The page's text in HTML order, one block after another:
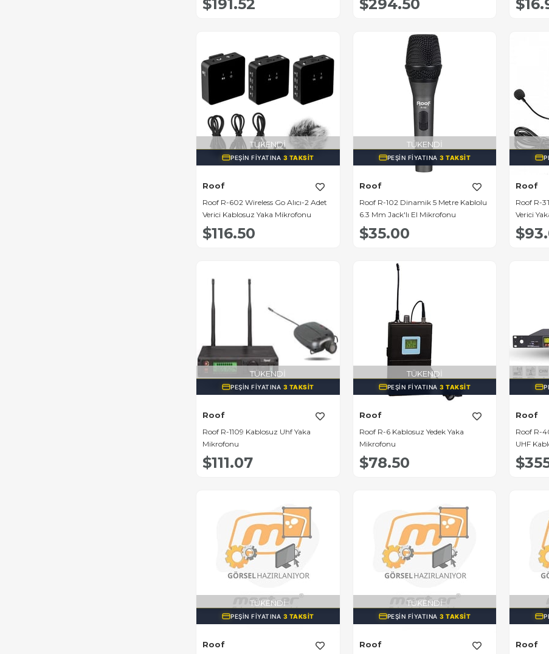
$191.52 $294.50
TÜKENDI
PEŞIN FIYATINA 3 TAKSIT
Roof
Roof R-602 Wireless Go Alıcı-2 Adet
Verici Kablosuz Yaka Mikrofonu
$116.50
TÜKENDI
PEŞIN FIYATINA 3 TAKSIT
Roof
Roof R-102 Dinamik 5 Metre Kablolu
6.3 Mm Jack'lı El Mikrofonu
$35.00
Roof
Roof R-
Verici
TÜKENDI
PEŞIN FIYATINA 3 TAKSIT
Roof
Roof R-1109 Kablosuz Uhf Yaka
Mikrofonu
$111.07
TÜKENDI
PEŞIN FIYATINA 3 TAKSIT
Roof
Roof R-6 Kablosuz Yedek Yaka
Mikrofonu
$78.50
Roof
Roof R-
UHF
TÜKENDI
PEŞIN FIYATINA 3 TAKSIT
Roof
TÜKENDI
PEŞIN FIYATINA 3 TAKSIT
Roof Roof